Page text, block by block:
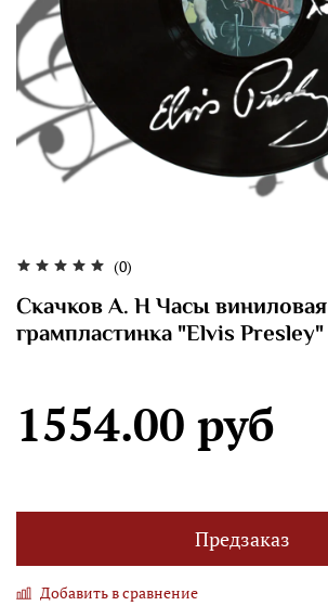
(0)
Скачков А. Н Часы виниловая
грампластинка "Elvis Presley"
1554.00 руб
Предзаказ
Добавить в сравнение